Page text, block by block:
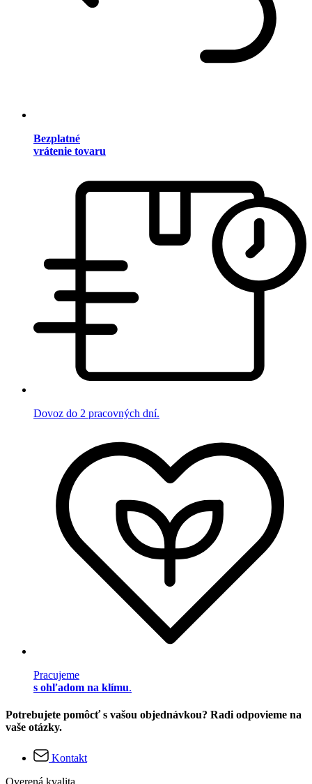
Bezplatné
vrátenie tovaru
Dovoz do 2 pracovných dní.
Pracujeme
s ohľadom na klímu.
Potrebujete pomôcť s vašou objednávkou? Radi odpovieme na
vaše otázky.
Kontakt
Overená kvalita